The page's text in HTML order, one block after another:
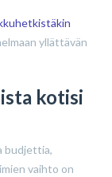
yllättävän
kotisi
budjettia,
vaihto on